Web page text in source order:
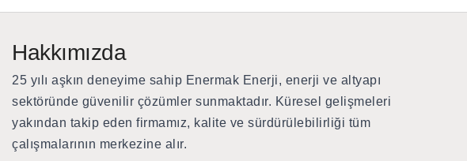
Hakkımızda
25 yılı aşkın deneyime sahip Enermak Enerji, enerji ve altyapı
sektöründe güvenilir çözümler sunmaktadır. Küresel gelişmeleri
yakından takip eden firmamız, kalite ve sürdürülebilirliği tüm
çalışmalarının merkezine alır.